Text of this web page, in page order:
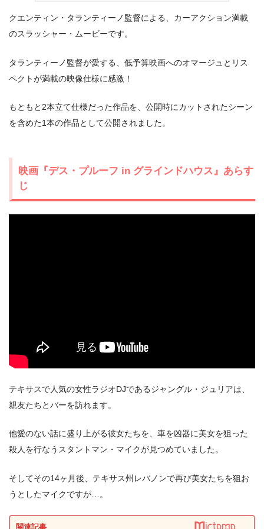
U-NEXT
クエンティン・タランティーノ監督による、カーアクション満載
のスラッシャー・ムービーです。
タランティーノ監督が愛する、低予算映画へのオマージュとリス
ペクトが満載の映像仕様に感激！
もともと2本立て仕様だった作品を、公開時にカットされたシーン
を含めた1本の作品として公開されました。
映画『デス・プルーフ in グラインドハウス』あらす
じ
テキサスで人気の女性ラジオDJであるジャングル・ジュリアは、
親友たちとバーを訪れます。
他愛のない話に盛り上がる彼女たちを、車を凶器に美女を狙った
殺人を行なうスタントマン・マイクが見つめていました。
そしてその14ヶ月後、テキサス州レバノンで再び美女たちを狙お
うとしたマイクですが…。
関連記事